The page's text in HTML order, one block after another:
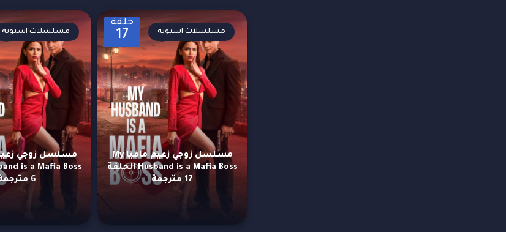
حلقة
17
مسلسل زوجي زعيم مافيا My
Husband is a Mafia Boss الحلقة
17 مترجمة
مسلسلات اسيوية
6 مترجمة
مسلسلات اسيوية